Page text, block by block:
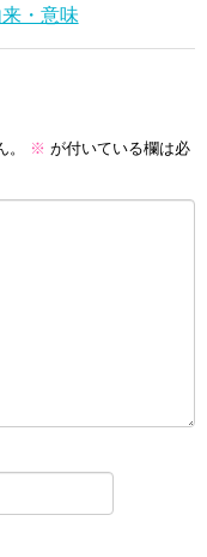
・意味
※ が付いている欄は必